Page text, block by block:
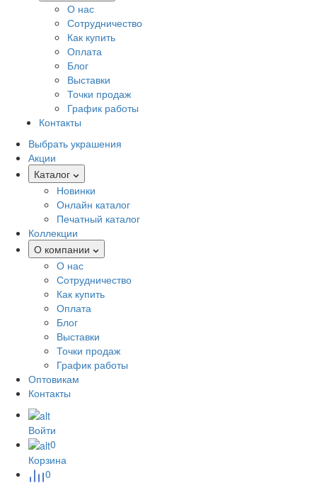
О нас
Сотрудничество
Как купить
Оплата
Блог
Выставки
Точки продаж
График работы
Контакты
Выбрать украшения
Акции
Каталог
Новинки
Онлайн каталог
Печатный каталог
Коллекции
О компании
О нас
Сотрудничество
Как купить
Оплата
Блог
Выставки
Точки продаж
График работы
Оптовикам
Контакты
Войти
0
Корзина
0